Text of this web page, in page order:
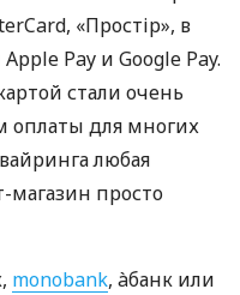
«Простір», в
Pay и Google Pay.
стали очень
оплаты для многих
любая
магазин просто
monobank, àбанк или